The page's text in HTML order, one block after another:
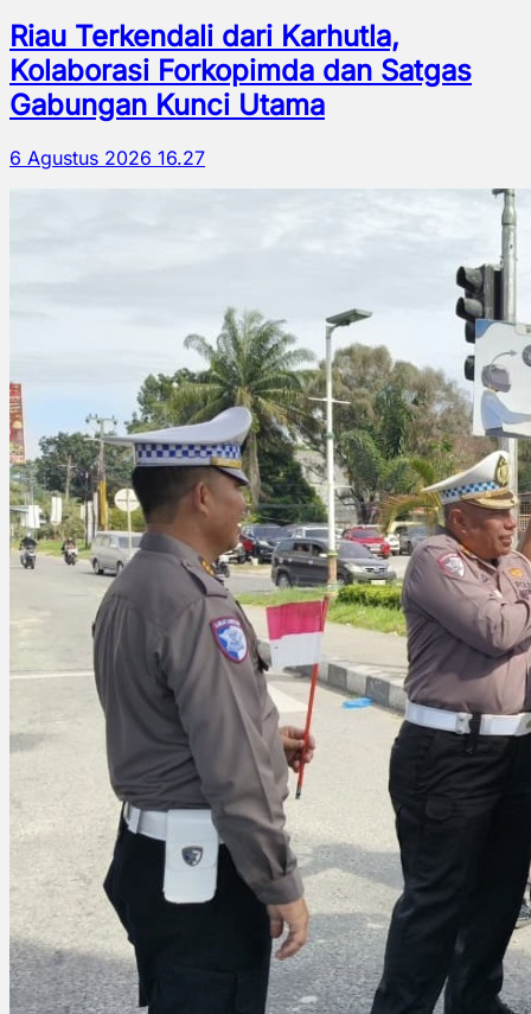
Riau Terkendali dari Karhutla,
Kolaborasi Forkopimda dan Satgas
Gabungan Kunci Utama
6 Agustus 2026 16.27